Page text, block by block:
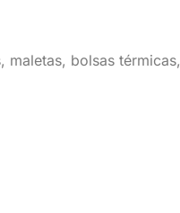
maletas, bolsas térmicas,